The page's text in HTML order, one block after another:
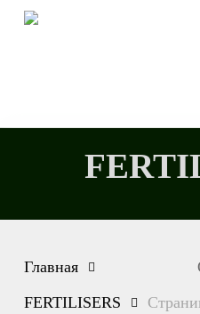
Перейти
Главная
FERTILISERS